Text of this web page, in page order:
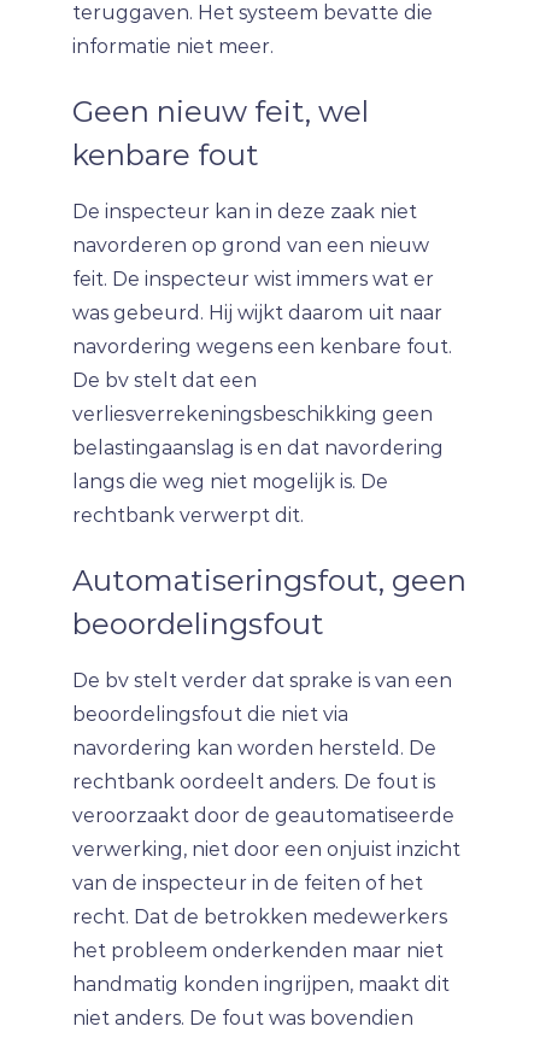
teruggaven. Het systeem bevatte die
informatie niet meer.
Geen nieuw feit, wel
kenbare fout
De inspecteur kan in deze zaak niet
navorderen op grond van een nieuw
feit. De inspecteur wist immers wat er
was gebeurd. Hij wijkt daarom uit naar
navordering wegens een kenbare fout.
De bv stelt dat een
verliesverrekeningsbeschikking geen
belastingaanslag is en dat navordering
langs die weg niet mogelijk is. De
rechtbank verwerpt dit.
Automatiseringsfout, geen
beoordelingsfout
De bv stelt verder dat sprake is van een
beoordelingsfout die niet via
navordering kan worden hersteld. De
rechtbank oordeelt anders. De fout is
veroorzaakt door de geautomatiseerde
verwerking, niet door een onjuist inzicht
van de inspecteur in de feiten of het
recht. Dat de betrokken medewerkers
het probleem onderkenden maar niet
handmatig konden ingrijpen, maakt dit
niet anders. De fout was bovendien